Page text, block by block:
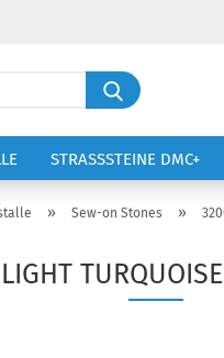
Lieferland Suche...
STRASSSTEINE DMC+
» Sew-on Stones »
LIGHT